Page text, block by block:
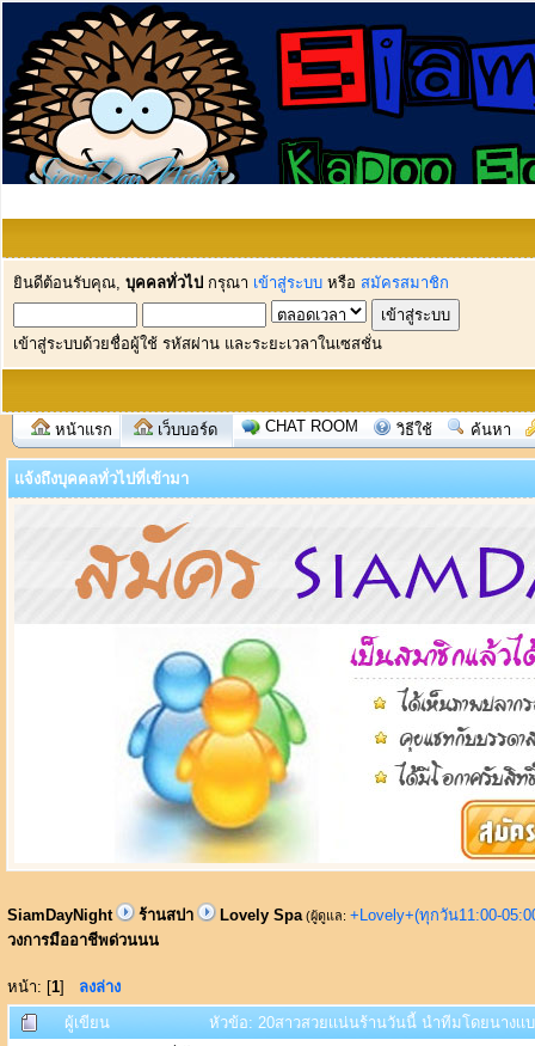
ยินดีต้อนรับคุณ, บุคคลทั่วไป กรุณา เข้าสู่ระบบ หรือ สมัครสมาชิก
เข้าสู่ระบบด้วยชื่อผู้ใช้ รหัสผ่าน และระยะเวลาในเซสชั่น
หน้าแรก เว็บบอร์ด CHAT ROOM วิธีใช้ ค้นหา
แจ้งถึงบุคคลทั่วไปที่เข้ามา
SiamDayNight ร้านสปา Lovely Spa (ผู้ดูแล: +Lovely+(ทุกวัน11:00-
วงการมืออาชีพด่วนนน
หน้า: [1] ลงล่าง
ผู้เขียน
หัวข้อ: 20สาวสวยเเน่นร้านวันนี้ นำทีมโดยนางเ